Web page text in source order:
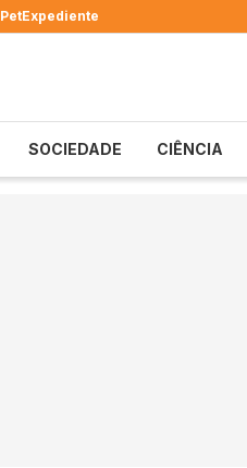
PetExpediente
SOCIEDADE CIÊNCIA